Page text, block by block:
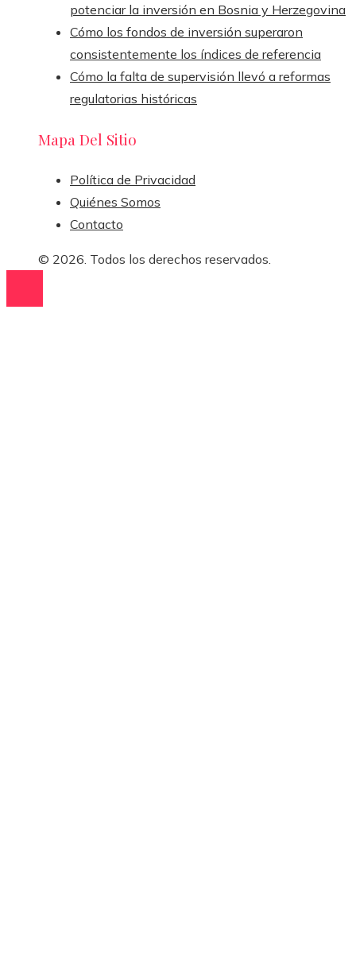
potenciar la inversión en Bosnia y Herzegovina
Cómo los fondos de inversión superaron
consistentemente los índices de referencia
Cómo la falta de supervisión llevó a reformas
regulatorias históricas
Mapa Del Sitio
Política de Privacidad
Quiénes Somos
Contacto
© 2026. Todos los derechos reservados.